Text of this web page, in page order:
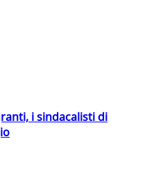
i sindacalisti di